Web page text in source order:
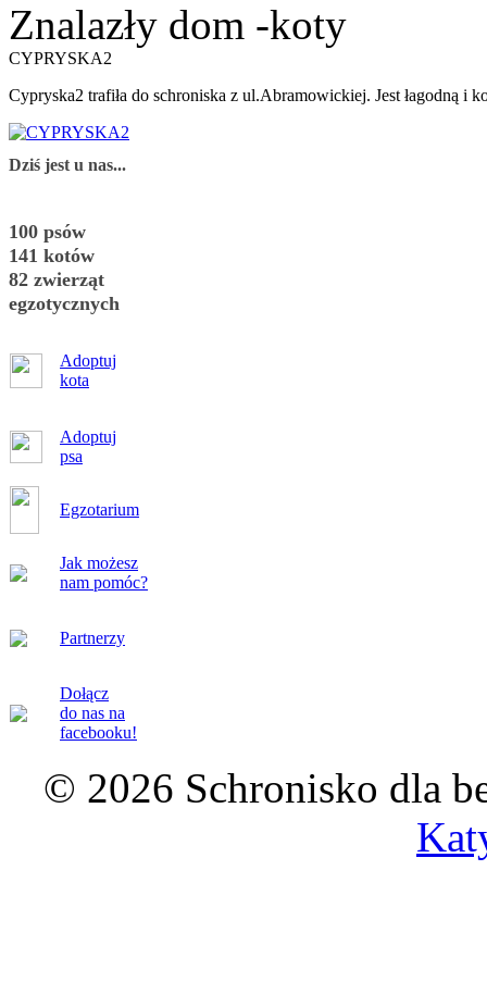
Znalazły dom -koty
CYPRYSKA2
Cypryska2 trafiła do schroniska z ul.Abramowickiej. Jest łagodną i
Dziś jest u nas...
100 psów
141 kotów
82 zwierząt
egzotycznych
Adoptuj
kota
Adoptuj
psa
Egzotarium
Jak możesz
nam pomóc?
Partnerzy
Dołącz
do nas na
facebooku!
© 2026 Schronisko dla